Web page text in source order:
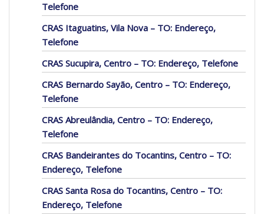
Telefone
CRAS Itaguatins, Vila Nova – TO: Endereço,
Telefone
CRAS Sucupira, Centro – TO: Endereço, Telefone
CRAS Bernardo Sayão, Centro – TO: Endereço,
Telefone
CRAS Abreulândia, Centro – TO: Endereço,
Telefone
CRAS Bandeirantes do Tocantins, Centro – TO:
Endereço, Telefone
CRAS Santa Rosa do Tocantins, Centro – TO:
Endereço, Telefone